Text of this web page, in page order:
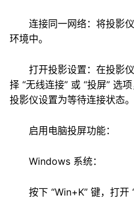
连接同一网络：将投影
环境中。
打开投影设置：在投影
择 “无线连接” 或 “投屏” 选
投影仪设置为等待连接状态。
启用电脑投屏功能：
Windows 系统：
按下 “Win+K” 键，打开